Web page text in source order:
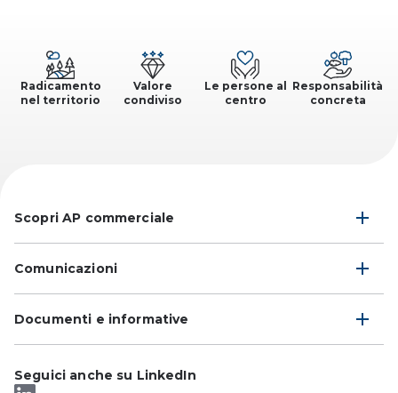
Radicamento
nel territorio
Valore
condiviso
Le persone al
centro
Responsabilità
concreta
Scopri AP commerciale
Comunicazioni
Documenti e informative
Seguici anche su LinkedIn